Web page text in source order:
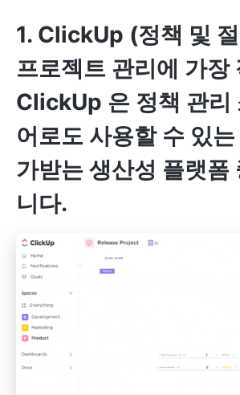
1. ClickUp (정책 및
프로젝트 관리에 가장
ClickUp 은 정책 관리
어로도 사용할 수 있
가받는 생산성 플랫폼
니다.